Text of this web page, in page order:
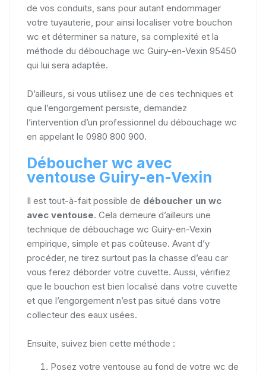
de vos conduits, sans pour autant endommager
votre tuyauterie, pour ainsi localiser votre bouchon
wc et déterminer sa nature, sa complexité et la
méthode du débouchage wc Guiry-en-Vexin 95450
qui lui sera adaptée.
D’ailleurs, si vous utilisez une de ces techniques et
que l’engorgement persiste, demandez
l’intervention d’un professionnel du débouchage wc
en appelant le 0980 800 900.
Déboucher wc avec
ventouse Guiry-en-Vexin
Il est tout-à-fait possible de déboucher un wc
avec ventouse. Cela demeure d’ailleurs une
technique de débouchage wc Guiry-en-Vexin
empirique, simple et pas coûteuse. Avant d’y
procéder, ne tirez surtout pas la chasse d’eau car
vous ferez déborder votre cuvette. Aussi, vérifiez
que le bouchon est bien localisé dans votre cuvette
et que l’engorgement n’est pas situé dans votre
collecteur des eaux usées.
Ensuite, suivez bien cette méthode :
Posez votre ventouse au fond de votre wc de